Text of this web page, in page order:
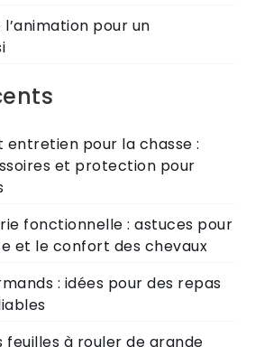
pour un
entretien pour la chasse :
et protection pour
fonctionnelle : astuces pour
et le confort des chevaux
: idées pour des repas
feuilles à rouler de grande